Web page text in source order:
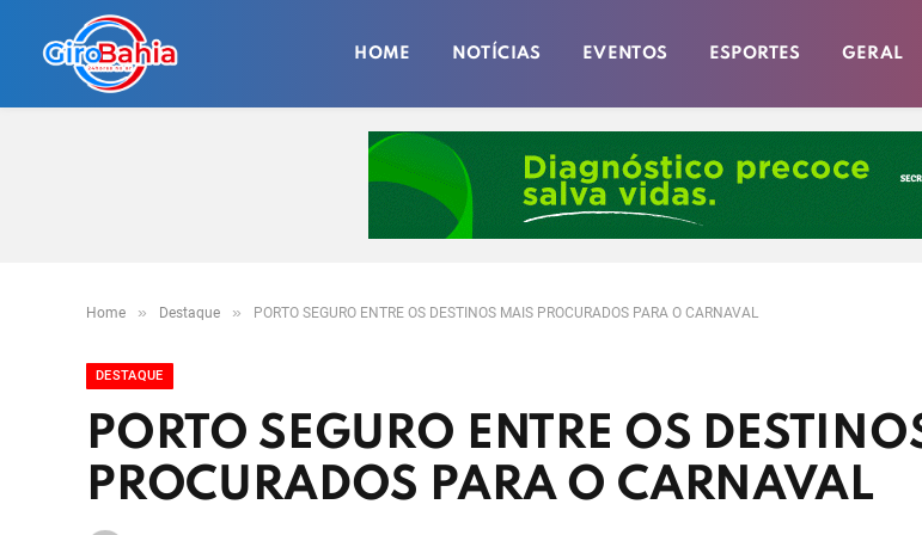
HOME NOTÍCIAS EVENTOS ESPORTES GERAL
Home » Destaque » PORTO SEGURO ENTRE OS DESTINOS MAIS PROCURADOS PARA O CARNAVAL
DESTAQUE
PORTO SEGURO ENTRE OS
PROCURADOS PARA O CARNAVAL